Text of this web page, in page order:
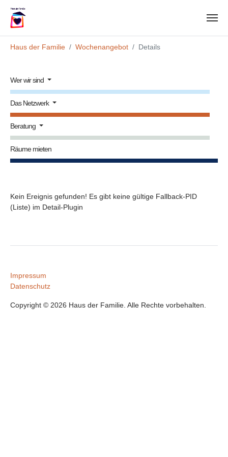
Haus der Familie
Wochenangebot Details
Wer wir sind
Das Netzwerk
Beratung
Räume mieten
Kein Ereignis gefunden! Es gibt keine gültige Fallback-PID
(Liste) im Detail-Plugin
Impressum
Datenschutz
Copyright © 2026 Haus der Familie. Alle Rechte vorbehalten.